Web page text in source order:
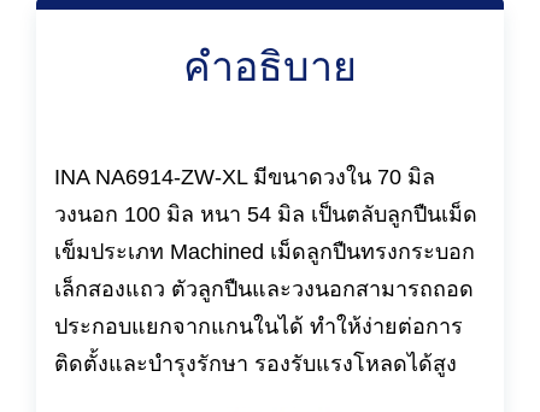
คำอธิบาย
INA NA6914-ZW-XL มีขนาดวงใน 70 มิล
วงนอก 100 มิล หนา 54 มิล เป็นตลับลูกปืนเม็ด
เข็มประเภท Machined เม็ดลูกปืนทรงกระบอก
เล็กสองแถว ตัวลูกปืนและวงนอกสามารถถอด
ประกอบแยกจากแกนในได้ ทำให้ง่ายต่อการ
ติดตั้งและบำรุงรักษา รองรับแรงโหลดได้สูง